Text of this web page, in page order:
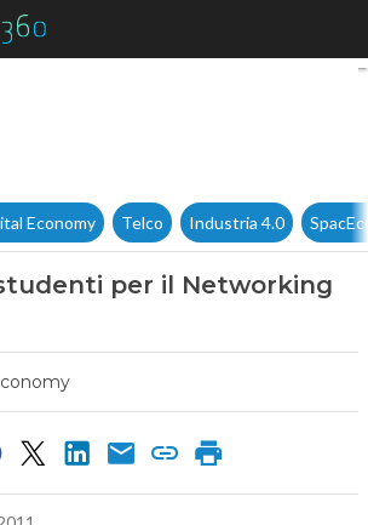
1 milione di studenti per il
Economy Telco Industria 4.0
per il Networking